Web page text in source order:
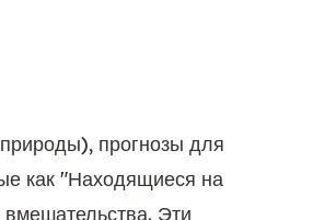
как "Находящиеся на